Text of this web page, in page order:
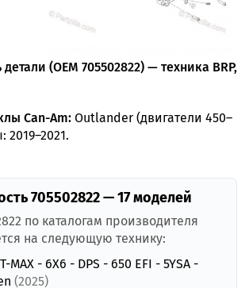
(OEM 705502822) — техника BRP,
Can-Am: Outlander (двигатели 450–
2019–2021.
705502822 — 17 моделей
по каталогам производителя
на следующую технику:
MAX - 6X6 - DPS - 650 EFI - 5YSA -
(2025)